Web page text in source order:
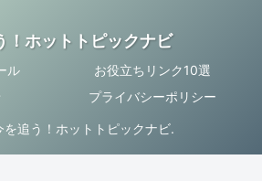
！ホットトピックナビ
ル
お役立ちリンク10選
プライバシーポリシー
追う！ホットトピックナビ.